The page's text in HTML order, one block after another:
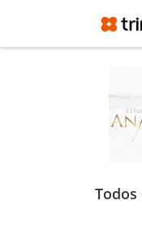
Todos